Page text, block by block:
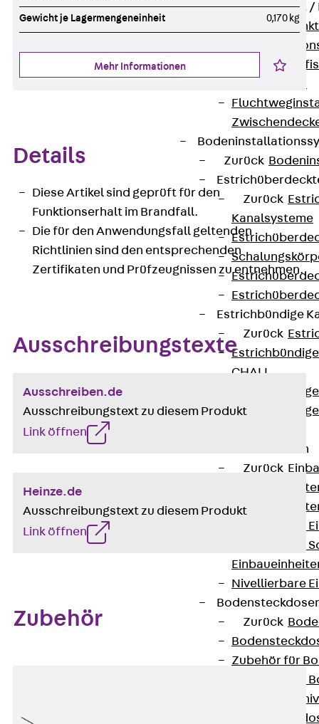
Funktionserhalt
Zurück
Zurück
Zurück
Kanalsysteme
Estrichbündige
Zurück
CHALI
Einbaueinheiten
Zurück
Nivellierbare
Nivellierbare
Nivellierbare
Zurück
Zubehör für
Nivellierbare
Zubehör für
Gewicht je Lagermengeneinheit 0,170 kg
Mehr Informationen
Details
Diese Artikel sind geprüft für den
Funktionserhalt im Brandfall.
Die für den Anwendungsfall geltenden
Richtlinien sind den entsprechenden
Zertifikaten und Prüfzeugnissen zu entnehmen.
Ausschreibungstexte
Ausschreiben.de
Ausschreibungstext zu diesem Produkt
Link öffnen
Heinze.de
Ausschreibungstext zu diesem Produkt
Link öffnen
Zubehör